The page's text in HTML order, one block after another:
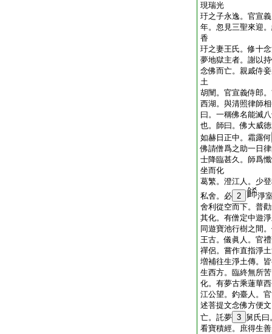
現瑞光
玗之子永逸。官宣
年。忽見三聖來迎
香
玗之妻王氏。修十
夢地獄主者。謝以
念佛而亡。親戚侍
土
胡闉。官宣義侍郎
西湖。與清照律師
曰。一稱佛名能滅
也。師曰。佛大威
如赫日正中。霜露何
佛請僧爲之助一日
士降臨甚久。師爲
坐而化
葛繁。澄江人。少
私舍。必 2
淨
舍利從空而下。普
其化。有僧定中遊
同遊寶池行樹之間
王古。儀眞人。官
禪侶。嘗作直指淨
増補往生淨土傳。
生西方。臨終無所
化。有夢古乘蓮華
江公望。釣臺人。
述菩提文念佛方便
亡。託夢 3 舅氏曰
看寶積經。庶得生